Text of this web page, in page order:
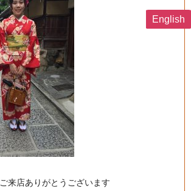
ご来店ありがとうございます
English